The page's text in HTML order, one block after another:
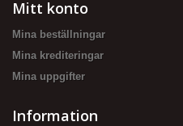
Mitt konto
Mina beställningar
Mina krediteringar
Mina uppgifter
Information